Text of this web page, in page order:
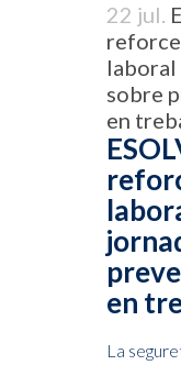
22 jul.
laboral
sobre
en
en
La